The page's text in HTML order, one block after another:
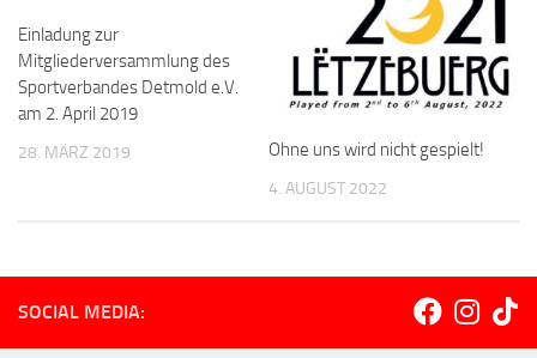
Einladung zur
Mitgliederversammlung des
Sportverbandes Detmold e.V.
am 2. April 2019
28. MÄRZ 2019 Ohne uns wird nicht gespielt!
4. AUGUST 2022
SOCIAL MEDIA: